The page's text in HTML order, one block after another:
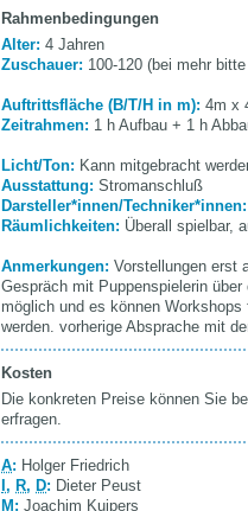
Rahmenbedingungen
Alter: 4 Jahren
Zuschauer: 100-120 (bei mehr
Auftrittsfläche (B/T/H in m): 4m x
Zeitrahmen: 1 h Aufbau + 1 h
Licht/Ton: Kann mitgebracht
Ausstattung: Stromanschluß
Darsteller*innen/
Räumlichkeiten: Überall spielbar,
Anmerkungen: Vorstellungen erst
Gespräch mit Puppenspielerin
möglich und es können
werden. vorherige Absprache mit
Kosten
Die konkreten Preise können Sie
erfragen.
A: Holger Friedrich
, R, D: Dieter Peust
M : Joachim Kuipers